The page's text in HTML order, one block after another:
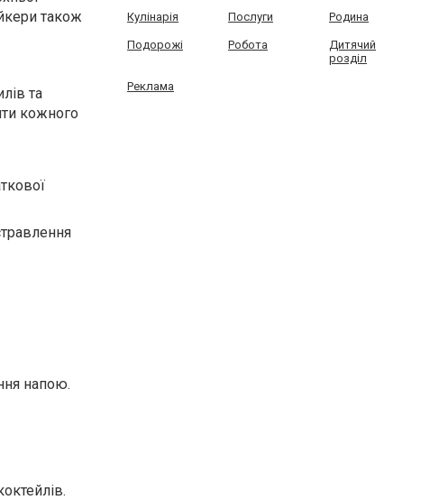
також
та
кожного
напою.
Кулінарія Послуги Родина
Подорожі Робота
Дитячий
розділ
Реклама